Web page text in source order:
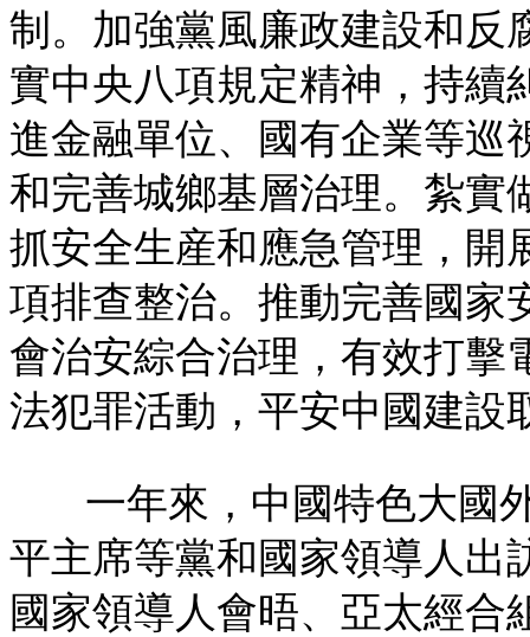
制。加強黨風廉政建設和反
實中央八項規定精神，持續
進金融單位、國有企業等巡
和完善城鄉基層治理。紮實
抓安全生産和應急管理，開
項排查整治。推動完善國家
會治安綜合治理，有效打擊
法犯罪活動，平安中國建設
一年來，中國特色大國
平主席等黨和國家領導人出
國家領導人會晤、亞太經合